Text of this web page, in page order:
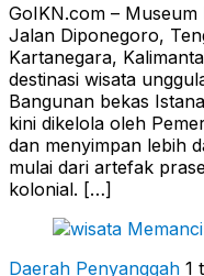
GoIKN.com –
Jalan Diponegoro,
Kartanegara,
destinasi wisata
Bangunan bekas
kini dikelola oleh
dan menyimpan lebih
mulai dari artefak
kolonial. […]
Daerah Penyanggah 1